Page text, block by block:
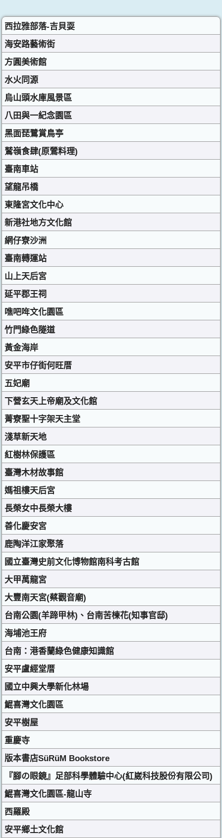
西拉雅部落-吉貝耍
海安路藝術街
方圓美術館
水火同源
烏山頭水庫風景區
八田與一紀念園區
黑面琵鷺賞鳥亭
鷲嶺食肆(原鶯料理)
臺南車站
望龍吊橋
東隆宮文化中心
新港社地方文化館
網仔寮沙洲
臺南轉運站
山上天后宮
延平郡王祠
噍吧哖文化園區
竹門綠色隧道
黃金海岸
安平市仔街何旺厝
五妃廟
下營玄天上帝廟及文化館
菁寮聖十字架天主堂
淺草新天地
紅樹林保護區
臺灣木材故事館
媽祖樓天后宮
長榮女中長榮大樓
善化慶安宮
鹿陶洋江家聚落
國立臺灣史前文化博物館南科考古館
大甲萬龍宮
大豐南天宮(蔡觀音廟)
台南公園(羊蹄甲林)、台南苦楝花(知事官邸)
海埔池王府
台南：港香蘭綠色健康知識館
安平盧經堂厝
國立中興大學新化林場
鯤喜灣文化園區
安平樹屋
重慶寺
版本書店SüRüM Bookstore
『腳の眼鏡』足部科學體驗中心(紅崴科技股份有限公司)
鯤喜灣文化園區-龍山寺
西羅殿
安平鄉土文化館